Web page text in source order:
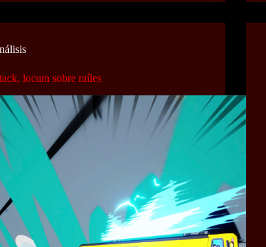
locura sobre raíles